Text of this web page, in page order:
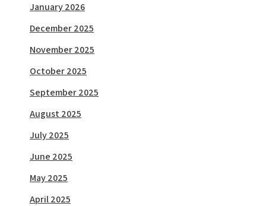
January 2026
December 2025
November 2025
October 2025
September 2025
August 2025
July 2025
June 2025
May 2025
April 2025